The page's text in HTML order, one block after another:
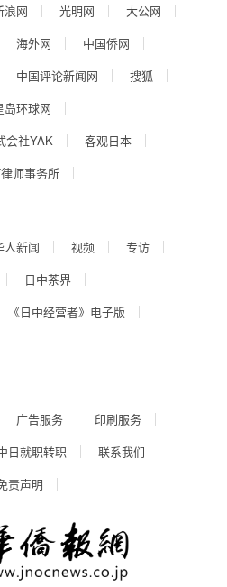
浪网 光明网
大公网
海外网
中国侨网
中国评论新闻网
搜狐
岛环球网
会社YAK
客观日本
师事务所
人新闻 视频
专访
日中茶界
《日中经营者》电子版
广告服务
印刷服务
日就职转职
联系我们
责声明